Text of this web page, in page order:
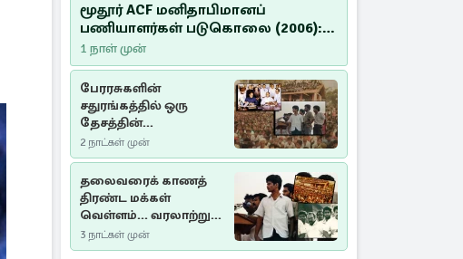
மூதூர் ACF மனிதாபிமானப்
பணியாளர்கள் படுகொலை (2006):
20 ஆண்டுகளாகியும் நீதி
மறுக்கப்பட்ட மனிதாபிமானப்
பேரவலம்
1 நாள் முன்
பேரரசுகளின்
சதுரங்கத்தில் ஒரு
தேசத்தின்
தீர்க்கதரிசனம் :
சுதுமலை பிரகடனம்
ஒரு வரலாற்றுப் பாடம்
2 நாட்கள் முன்
தலைவரைக் காணத்
திரண்ட மக்கள்
வெள்ளம்... வரலாற்றுச்
சிறப்புமிக்க சுதுமலைப்
பிரகடனம்…
3 நாட்கள் முன்